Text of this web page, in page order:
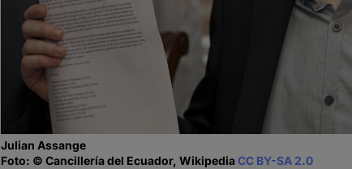
Julian Assange
Foto: © Cancillería del Ecuador, WikipediaCC BY-SA 2.0